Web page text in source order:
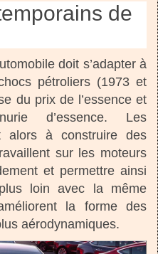
de
doit s’adapter à
pétroliers (1973 et
du prix de l’essence et
d’essence. Les
alors à construire des
sur les moteurs
et permettre ainsi
loin avec la même
la forme des
aérodynamiques.